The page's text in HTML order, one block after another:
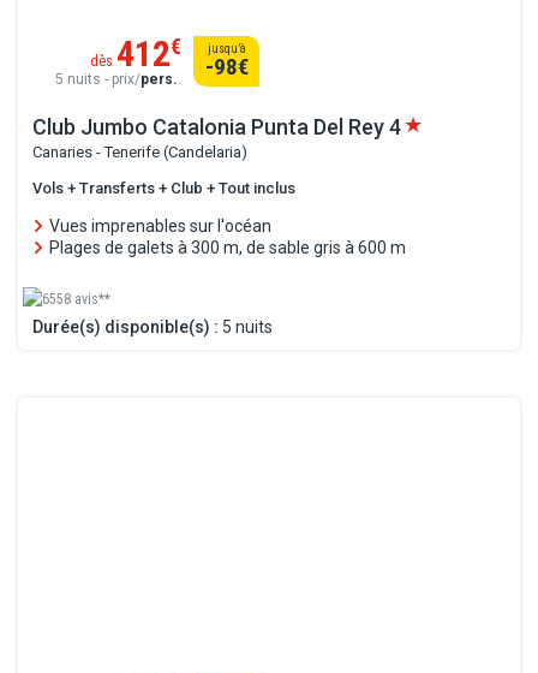
Club Jumbo Catalonia Punta Del Rey4
Canaries - Tenerife (Candelaria)
Vols + Transferts + Club + Tout inclus
Vues imprenables sur l'océan
Plages de galets à 300 m, de sable gris à 600 m
6558 avis**
Durée(s) disponible(s) : 5 nuits
dès 412€
5 nuits - prix/pers..
jusqu’à
-98€